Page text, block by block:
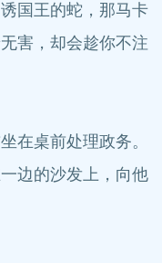
国王的蛇，那马卡
害，却会趁你不注
在桌前处理政务。
边的沙发上，向他